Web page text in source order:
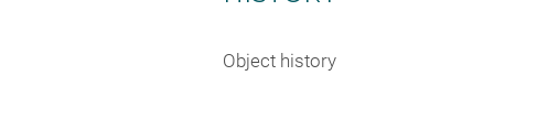
Object history